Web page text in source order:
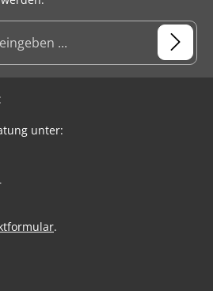
Sie die oben abgebildeten Zeichen
Felder sind Pflichtfelder.
unter:
.